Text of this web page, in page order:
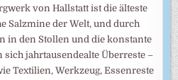
von Hallstatt ist die älteste
Salzmine der Welt, und durch
in den Stollen und die konstante
sich jahrtausendealte Überreste –
Textilien, Werkzeug, Essenreste